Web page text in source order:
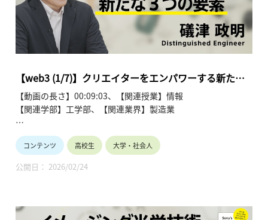
第1回 クリエイターをエンパワーする新たな３つの要素
第2回 ビットコイン：分散型台帳、暗号技術、ウォレット
第3回 ビットコイン：トランザクションの発行/承認、ブロッ
クチェーン
ンサス
第5回 イーサリアム：スケーラビリティ、レイヤー２、
Soneium
第6回 分散型アプリケーション：NFT、ゲーム、DePIN
第7回 分散型アプリケーション：DAO、クリエイターエコノ
ミー
【web3 (1/7)】クリエイターをエンパワーする新たな
３つの要素 | 礒津 政明
【動画の長さ】00:09:03、【関連授業】情報
【関連学部】工学部、【関連業界】製造業
Sony's Tech Academy Channelでは、ソニーのエンジニア
が、私たちの生活の中で活用されているテクノロジーについ
て、基礎から最新情報までわかりやすくお伝えします。
コンテンツ 高校生 大学・社会人
公開日： 2026/02/24